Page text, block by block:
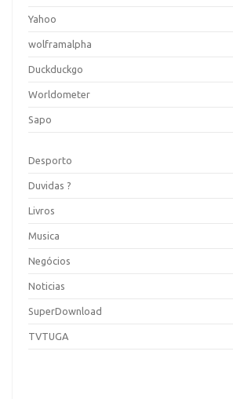
Yahoo
wolframalpha
Duckduckgo
Worldometer
Sapo
Desporto
Duvidas ?
Livros
Musica
Negócios
Noticias
SuperDownload
TVTUGA